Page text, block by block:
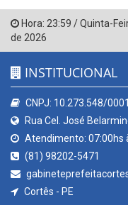
Hora: 23:59 /Quinta-
de 2026
INSTITUCIONAL
CNPJ: 10.273.548/
Rua Cel. José
Atendimento: 07:00hs
(81) 98202-5471
Cortês - PE